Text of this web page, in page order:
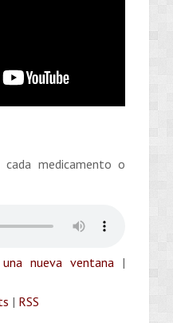
medicamento o
nueva ventana |
| RSS